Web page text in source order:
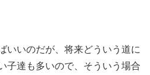
いいのだが、将来どういう道に
子達も多いので、そういう場合